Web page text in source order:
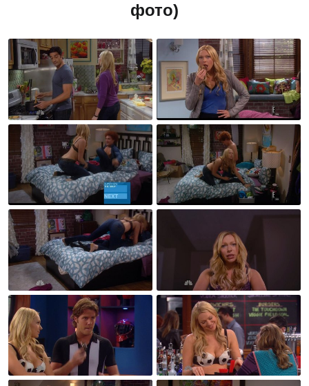
фото)